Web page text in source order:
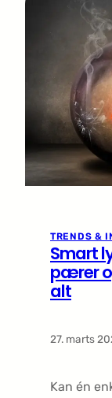
TRENDS &
Smart
pærer
alt
27. marts
Kan én